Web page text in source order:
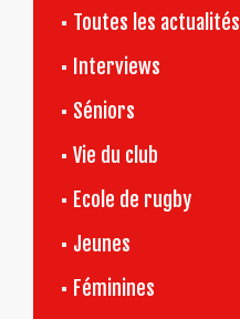
Toutes les actualités
Interviews
Séniors
Vie du club
Ecole de rugby
Jeunes
Féminines